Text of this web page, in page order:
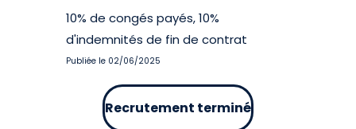
10% de congés payés, 10%
d'indemnités de fin de contrat
Publiée le 02/06/2025
Recrutement terminé